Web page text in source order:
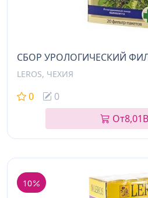
СБОР УРОЛОГИЧЕСКИЙ
LEROS, ЧЕХИЯ
0 0
От8,01
10